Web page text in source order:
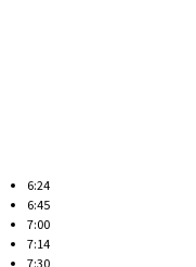
6:24
6:45
7:00
7:14
7:30